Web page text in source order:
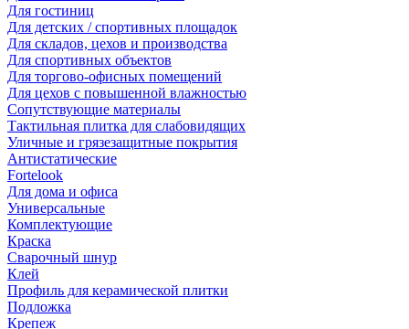
Для гостиниц
Для детских / спортивных площадок
Для складов, цехов и производства
Для спортивных объектов
Для торгово-офисных помещений
Для цехов с повышенной влажностью
Сопутствующие материалы
Тактильная плитка для слабовидящих
Уличные и грязезащитные покрытия
Антистатические
Fortelook
Для дома и офиса
Универсальные
Комплектующие
Краска
Сварочный шнур
Клей
Профиль для керамической плитки
Подложка
Крепеж